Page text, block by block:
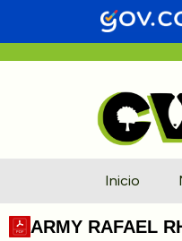
Inicio
ARMY RAFAEL